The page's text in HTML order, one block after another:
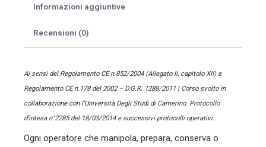
Informazioni aggiuntive
Recensioni (0)
Ai sensi del Regolamento CE n.852/2004 (Allegato II, capitolo XII) e
Regolamento CE n.178 del 2002 – D.G.R. 1288/2011 | Corso svolto in
collaborazione con l’Università Degli Studi di Camerino. Protocollo
d’intesa n°2285 del 18/03/2014 e successivi protocolli operativi.
Ogni operatore che manipola, prepara, conserva o